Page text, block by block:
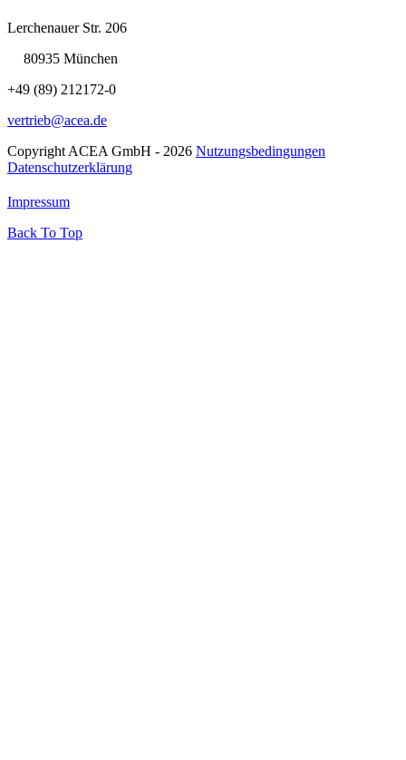
Lerchenauer Str. 206
80935 München
+49 (89) 212172-0
vertrieb@acea.de
Copyright ACEA GmbH - 2026 Nutzungsbedingungen
Datenschutzerklärung
Impressum
Back To Top